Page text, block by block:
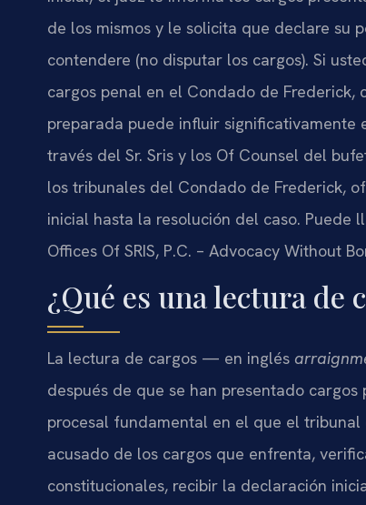
de los mismos y le solicita que declare su
contendere (no disputar los cargos). Si
cargos penal en el Condado de
preparada puede influir significativamente
través del Sr. Sris y los Of Counsel del
los tribunales del Condado de Frederick,
inicial hasta la resolución del caso. Puede
Offices Of SRIS, P.C. – Advocacy Without
¿Qué es una lectura de
La lectura de cargos — en inglés
después de que se han presentado
procesal fundamental en el que el
acusado de los cargos que enfrenta,
constitucionales, recibir la declaración